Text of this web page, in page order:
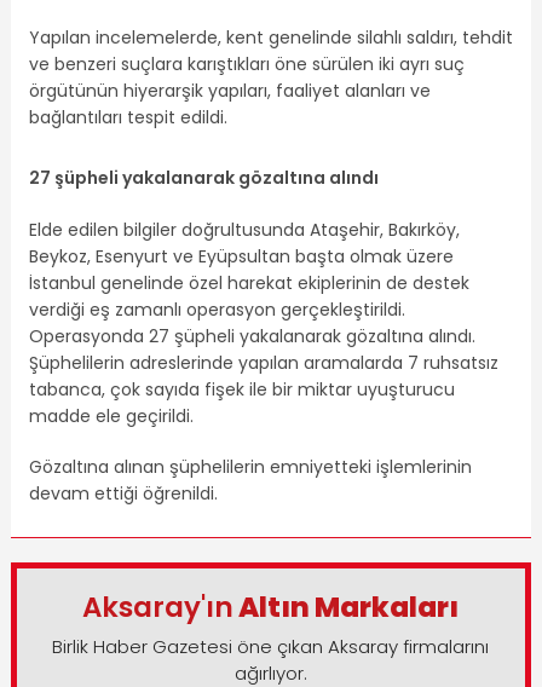
Yapılan incelemelerde, kent genelinde silahlı saldırı, tehdit
ve benzeri suçlara karıştıkları öne sürülen iki ayrı suç
örgütünün hiyerarşik yapıları, faaliyet alanları ve
bağlantıları tespit edildi.
27 şüpheli yakalanarak gözaltına alındı
Elde edilen bilgiler doğrultusunda Ataşehir, Bakırköy,
Beykoz, Esenyurt ve Eyüpsultan başta olmak üzere
İstanbul genelinde özel harekat ekiplerinin de destek
verdiği eş zamanlı operasyon gerçekleştirildi.
Operasyonda 27 şüpheli yakalanarak gözaltına alındı.
Şüphelilerin adreslerinde yapılan aramalarda 7 ruhsatsız
tabanca, çok sayıda fişek ile bir miktar uyuşturucu
madde ele geçirildi.
Gözaltına alınan şüphelilerin emniyetteki işlemlerinin
devam ettiği öğrenildi.
Aksaray'ınAltın Markaları
Birlik Haber Gazetesi öne çıkan Aksaray firmalarını
ağırlıyor.